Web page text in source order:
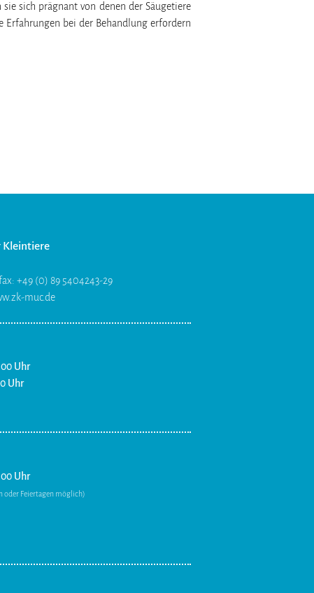
sich prägnant von denen der Säugetiere
Erfahrungen bei der Behandlung erfordern
Kleintiere
+49 (0) 89 5404243-29
muc.de
Uhr
Uhr
Uhr
oder Feiertagen möglich)